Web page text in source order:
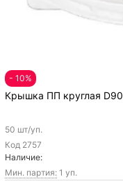
- 10%
Крышка ПП круглая
Код 2757
50 шт/уп.
Наличие:
Мин. партия: 1 уп.